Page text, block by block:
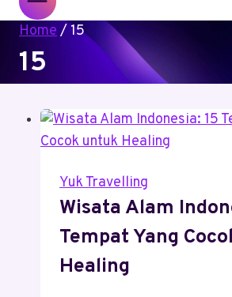
Home/ 15
15
Yuk Travelling
Wisata Alam
Tempat Yang
Healing